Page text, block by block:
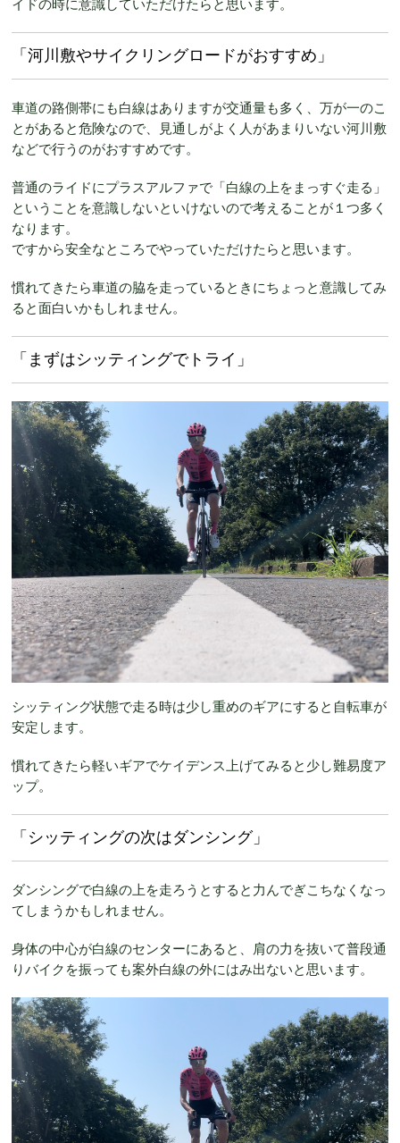
イドの時に意識していただけたらと思います。
「河川敷やサイクリングロードがおすすめ」
車道の路側帯にも白線はありますが交通量も多く、万が一のこ
とがあると危険なので、見通しがよく人があまりいない河川敷
などで行うのがおすすめです。
普通のライドにプラスアルファで「白線の上をまっすぐ走る」
ということを意識しないといけないので考えることが１つ多く
なります。
ですから安全なところでやっていただけたらと思います。
慣れてきたら車道の脇を走っているときにちょっと意識してみ
ると面白いかもしれません。
「まずはシッティングでトライ」
シッティング状態で走る時は少し重めのギアにすると自転車が
安定します。
慣れてきたら軽いギアでケイデンス上げてみると少し難易度ア
ップ。
「シッティングの次はダンシング」
ダンシングで白線の上を走ろうとすると力んでぎこちなくなっ
てしまうかもしれません。
身体の中心が白線のセンターにあると、肩の力を抜いて普段通
りバイクを振っても案外白線の外にはみ出ないと思います。